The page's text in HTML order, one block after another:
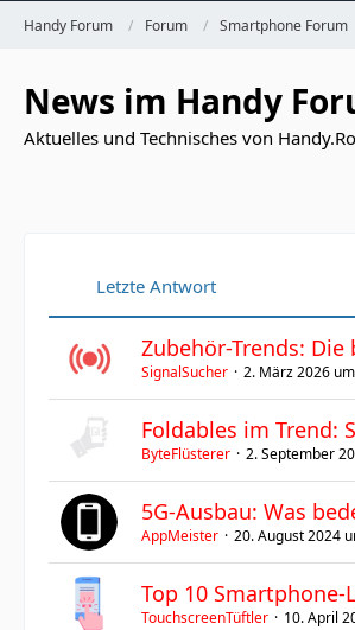
Handy Forum Forum Smartphone Forum
News im Handy
Aktuelles und Technisches von
Letzte Antwort
Zubehör-Trends:
SignalSucher 2. März 2026
Foldables im Trend:
ByteFlüsterer 2. September
5G-Ausbau: Was
AppMeister 20. August 2024
Top 10 Smartphone-
TouchscreenTüftler 10. April